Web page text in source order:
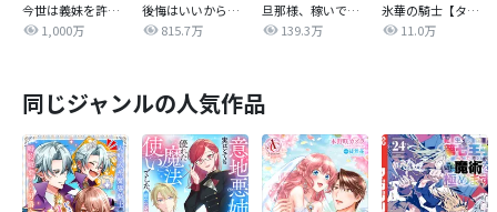
今世は義妹を許しません
1,000万
後悔はいいから殺してください
815.7万
旦那様、稼いで離婚させていただきます！
139.3万
氷華の騎士【タテヨミ】
11.0万
同じジャンルの人気作品